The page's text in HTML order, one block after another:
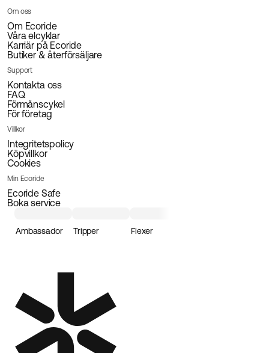
Om oss
Om Ecoride
Våra elcyklar
Karriär på Ecoride
Butiker & återförsäljare
Support
Kontakta oss
FAQ
Förmånscykel
För företag
Villkor
Integritetspolicy
Köpvillkor
Cookies
Min Ecoride
Ecoride Safe
Boka service
Ambassador Tripper Flexer